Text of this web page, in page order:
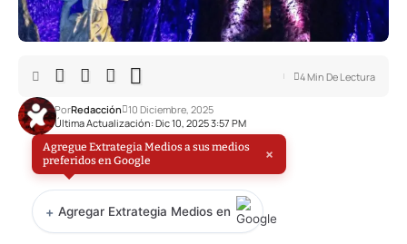
Última Actualización: Dic 10, 2025 3:57 PM
PorRedacción 10 Diciembre, 2025
4 Min De Lectura
Agregue Extrategia Medios a sus medios
preferidos en Google
×
+ Agregar Extrategia Medios en